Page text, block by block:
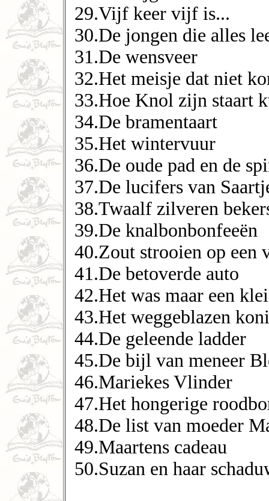
29.Vijf keer vijf is...
30.De jongen die alles
31.De wensveer
32.Het meisje dat niet
33.Hoe Knol zijn staart
34.De bramentaart
35.Het wintervuur
36.De oude pad en de
37.De lucifers van
38.Twaalf zilveren
39.De knalbonbonfeeën
40.Zout strooien op een
41.De betoverde auto
42.Het was maar een
43.Het weggeblazen
44.De geleende ladder
45.De bijl van meneer
46.Mariekes Vlinder
47.Het hongerige
48.De list van moeder
49.Maartens cadeau
50.Suzan en haar